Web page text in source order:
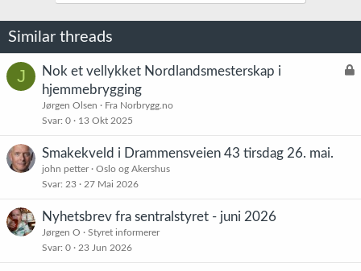
Similar threads
J
L
Nok et vellykket Nordlandsmesterskap i
hjemmebrygging
Jørgen Olsen
Fra Norbrygg.no
Svar 0 13 Okt 2025
Smakekveld i Drammensveien 43 tirsdag 26. mai.
john petter
Oslo og Akershus
Svar 23 27 Mai 2026
Nyhetsbrev fra sentralstyret - juni 2026
Jørgen O
Styret informerer
Svar 0 23 Jun 2026